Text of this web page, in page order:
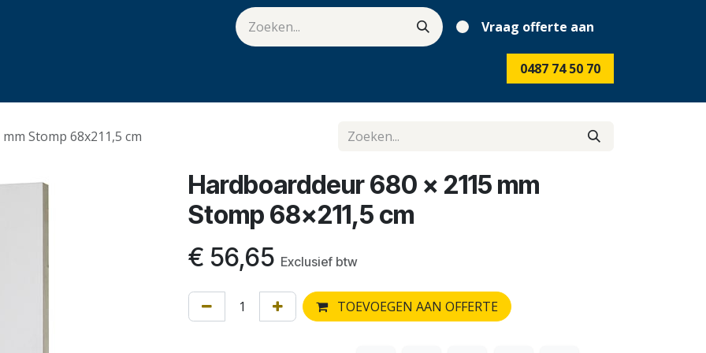
Vraag offerte aan
0487 74 50 70
Stomp 68x211,5 cm
Hardboarddeur 680 x 2115 mm
Stomp 68x211,5 cm
€ 56,65 Exclusief btw
TOEVOEGEN AAN OFFERTE